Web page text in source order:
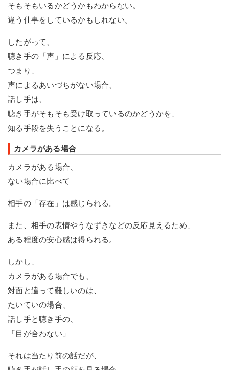
そもそもいるかどうかもわからない。
違う仕事をしているかもしれない。
したがって、
聴き手の「声」による反応、
つまり、
声によるあいづちがない場合、
話し手は、
聴き手がそもそも受け取っているのかどうかを、
知る手段を失うことになる。
カメラがある場合
カメラがある場合、
ない場合に比べて
相手の「存在」は感じられる。
また、相手の表情やうなずきなどの反応見えるため、
ある程度の安心感は得られる。
しかし、
カメラがある場合でも、
対面と違って難しいのは、
たいていの場合、
話し手と聴き手の、
「目が合わない」
それは当たり前の話だが、